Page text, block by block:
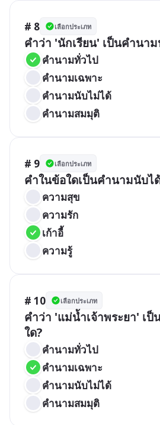
# 8 เลือกประเภท
คำว่า 'นักเรียน' เป็นคำนาม
คำนามทั่วไป
คำนามเฉพาะ
คำนามนับไม่ได้
คำนามสมมุติ
# 9 เลือกประเภท
คำในข้อใดเป็นคำนามนับไ
ความสุข
ความรัก
เก้าอี้
ความรู้
# 10 เลือกประเภท
คำว่า 'แม่น้ำเจ้าพระยา' เ
ใด?
คำนามทั่วไป
คำนามเฉพาะ
คำนามนับไม่ได้
คำนามสมมุติ